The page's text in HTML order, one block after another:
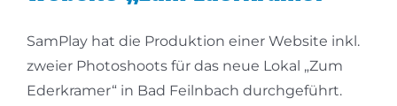
SamPlay hat die Produktion einer Website inkl.
zweier Photoshoots für das neue Lokal „Zum
Ederkramer“ in Bad Feilnbach durchgeführt.